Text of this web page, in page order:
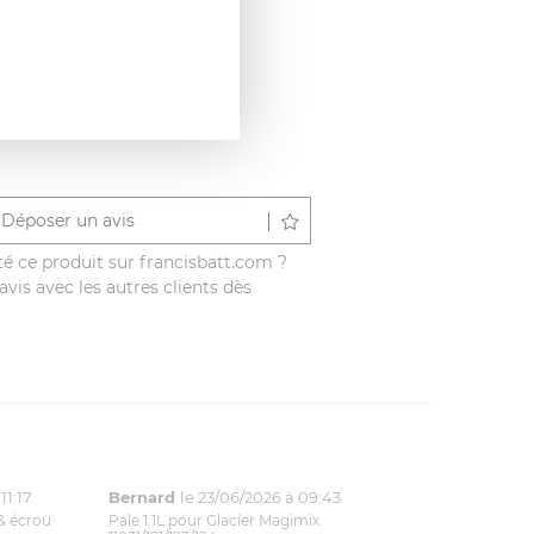
Déposer un avis
ce produit sur francisbatt.com ?
avec les autres clients dès
écrou
Bernard le 23/06/2026 à 09:43
Pale 1.1L pour Glacier Magimix